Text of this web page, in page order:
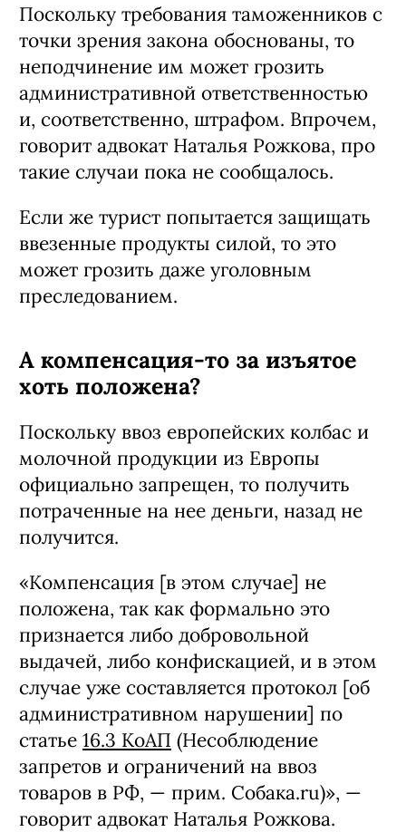
Поскольку требования таможенников с
точки зрения закона обоснованы, то
неподчинение им может грозить
административной ответственностью
и, соответственно, штрафом. Впрочем,
говорит адвокат Наталья Рожкова, про
такие случаи пока не сообщалось.
Если же турист попытается защищать
ввезенные продукты силой, то это
может грозить даже уголовным
преследованием.
А компенсация-то за изъятое
хоть положена?
Поскольку ввоз европейских колбас и
молочной продукции из Европы
официально запрещен, то получить
потраченные на нее деньги, назад не
получится.
«Компенсация [в этом случае] не
положена, так как формально это
признается либо добровольной
выдачей, либо конфискацией, и в этом
случае уже составляется протокол [об
административном нарушении] по
статье 16.3 КоАП (Несоблюдение
запретов и ограничений на ввоз
товаров в РФ, — прим. Собака.ru)», —
говорит адвокат Наталья Рожкова.